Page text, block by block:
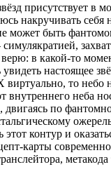
при­сут­ству­ет в
накру­чи­вать себя
может быть
в какой-то
насто­я­щее
вир­ту­аль­но, то небо
внут­рен­не­го неба
дви­га­ясь по
кон­тур и
кар­ты